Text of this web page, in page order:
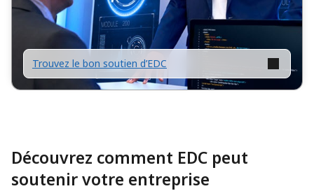
Trouvez le bon soutien d’EDC
Découvrez comment EDC peut
soutenir votre entreprise